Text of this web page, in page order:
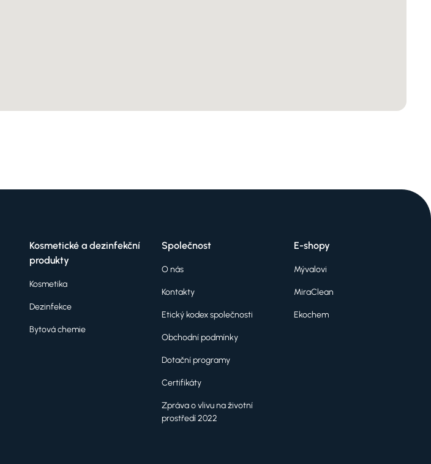
Kosmetické a dezinfekční
produkty
Kosmetika
Dezinfekce
Bytová chemie
Společnost
O nás
Kontakty
Etický kodex společnosti
Obchodní podmínky
Dotační programy
Certifikáty
Zpráva o vlivu na životní
prostředí 2022
E-shopy
Mývalovi
MiraClean
Ekochem